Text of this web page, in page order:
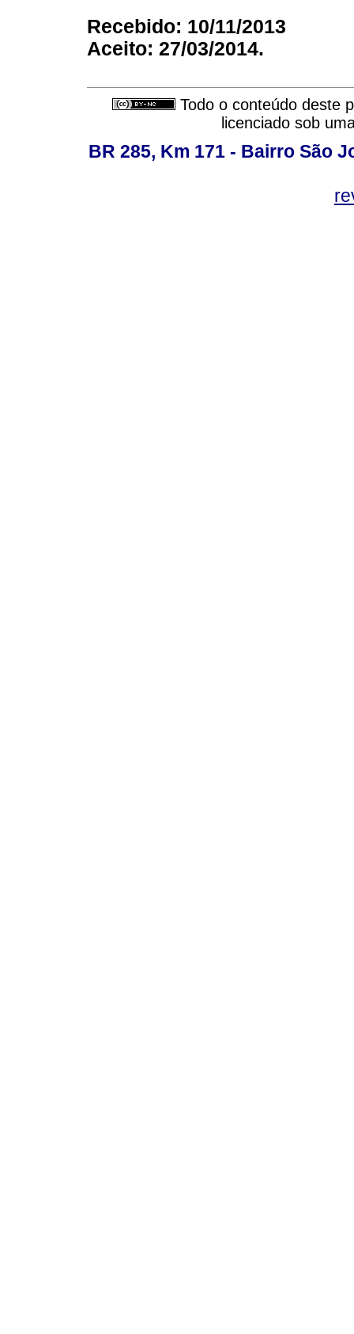
Recebido: 10/11/2013
Aceito: 27/03/2014.
Todo o conteúdo deste
licenciado sob
BR 285, Km 171 - Bairro São